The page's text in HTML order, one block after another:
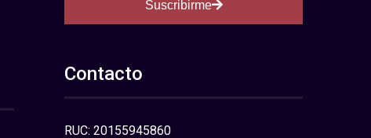
Suscribirme
Contacto
RUC: 20155945860